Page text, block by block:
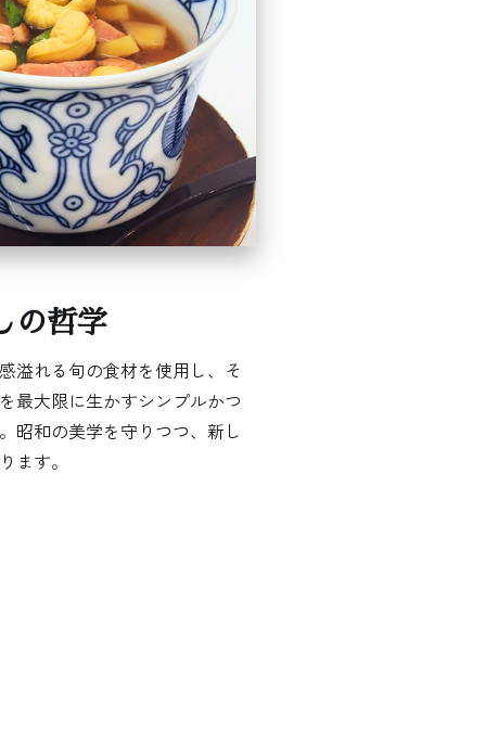
の哲学
溢れる旬の食材を使用し、そ
最大限に生かすシンプルかつ
昭和の美学を守りつつ、新し
ます。